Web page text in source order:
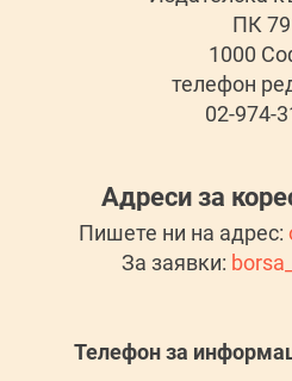
ПК
1000
телефон
02-974-
Адреси за
Пишете ни на адрес:
За заявки:
Телефон за